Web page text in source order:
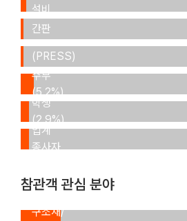
설비
(1.0%)
사인,
간판
(0.4%)
기자
(PRESS)
(0.2%)
주부
(5.2%)
학생
(2.9%)
타
업계
종사자
참관객 관심 분야
내외장재/
구조재/